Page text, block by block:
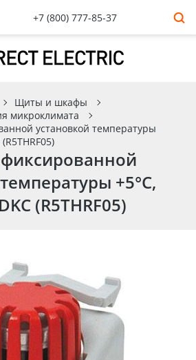
+7 (800) 777-85-37
Щиты и шкафы
микроклимата
установкой температуры
фиксированной
+5°C,
(R5THRF05)